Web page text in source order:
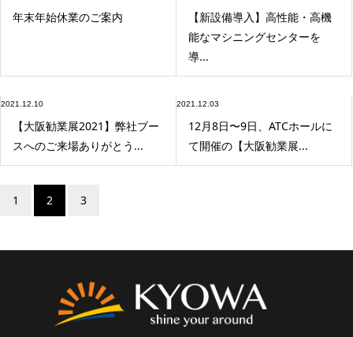
年末年始休業のご案内
【新設備導入】高性能・高機
能なマシニングセンターを
導...
2021.12.10
【大阪勧業展2021】弊社ブー
スへのご来場ありがとう...
2021.12.03
12月8日〜9日、ATCホールに
て開催の【大阪勧業展...
1 2 3